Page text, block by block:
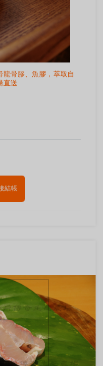
龍骨膠、魚膠，萃取自
直送
結帳